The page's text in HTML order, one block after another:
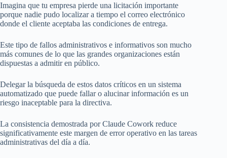
Imagina que tu empresa pierde una licitación importante
porque nadie pudo localizar a tiempo el correo electrónico
donde el cliente aceptaba las condiciones de entrega.
Este tipo de fallos administrativos e informativos son mucho
más comunes de lo que las grandes organizaciones están
dispuestas a admitir en público.
Delegar la búsqueda de estos datos críticos en un sistema
automatizado que puede fallar o alucinar información es un
riesgo inaceptable para la directiva.
La consistencia demostrada por Claude Cowork reduce
significativamente este margen de error operativo en las tareas
administrativas del día a día.